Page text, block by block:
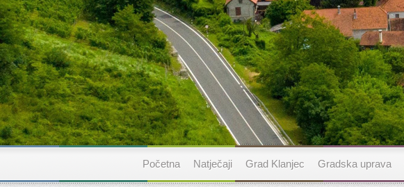
Početna Natječaji Grad Klanjec Gradska uprava